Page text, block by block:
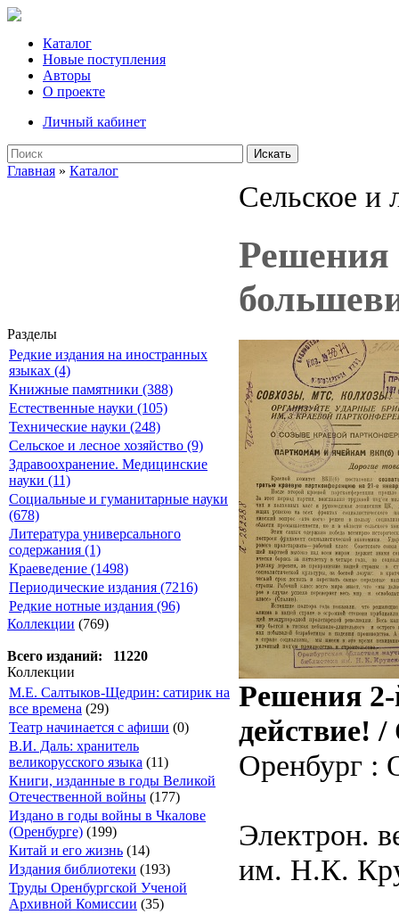
Каталог
Новые поступления
Авторы
О проекте
Личный кабинет
Искать
Главная » Каталог
Разделы
Редкие издания на иностранных
языках (4)
Книжные памятники (388)
Естественные науки (105)
Технические науки (248)
Сельское и лесное хозяйство (9)
Здравоохранение. Медицинские
науки (11)
Социальные и гуманитарные науки
(678)
Литература универсального
содержания (1)
Краеведение (1498)
Периодические издания (7216)
Редкие нотные издания (96)
Коллекции (769)
Всего изданий: 11220
Коллекции
М.Е. Салтыков-Щедрин: сатирик на
все времена (29)
Театр начинается с афиши (0)
В.И. Даль: хранитель
великорусского языка (11)
Книги, изданные в годы Великой
Отечественной войны (177)
Издано в годы войны в Чкалове
(Оренбурге) (199)
Китай и его жизнь (14)
Издания библиотеки (193)
Труды Оренбургской Ученой
Архивной Комиссии (35)
Сельское и
Решения
Решения
действие!
Оренбург :
Электрон.
им. Н.К.